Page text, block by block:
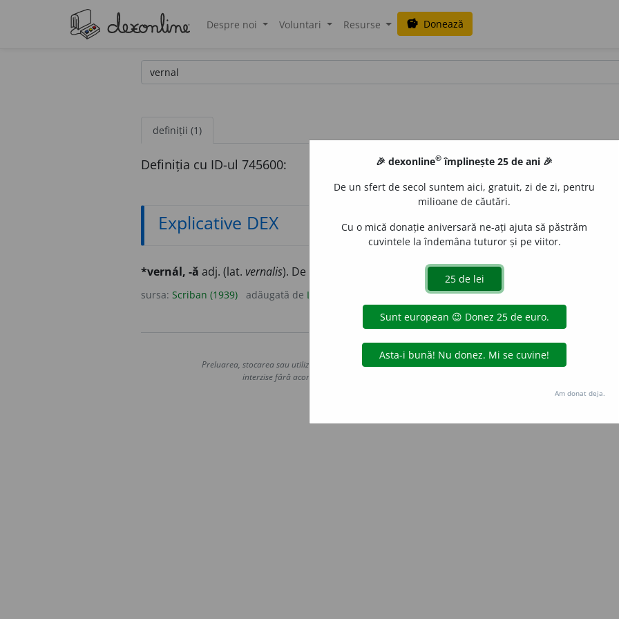
Despre noi Voluntari Resurse savings Donează
definiții (1)
Definiția cu ID-ul 745600:
Explicative DEX
*vernál, -ă adj. (lat. vernalis). De primăvară. Punctu vernal,punctu echinocțial de primăvară
sursa: Scriban (1939) adăugată de LauraGellner
Copyright © 2004-2026 dexonline (https://dexonline.ro)
Preluarea, stocarea sau utilizarea datelor de pe acest site, inclusiv prin orice metode de extragere automată
interzise fără acordul nostru prealabil scris, cu excepția seturilor de date oferite oficial spre utilizare
Hosterion
🎉 dexonline® împlinește 25 de ani 🎉
De un sfert de secol suntem aici, gratuit, zi de zi, pentru
milioane de căutări.
Cu o mică donație aniversară ne-ați ajuta să păstrăm
cuvintele la îndemâna tuturor și pe viitor.
Am donat deja.